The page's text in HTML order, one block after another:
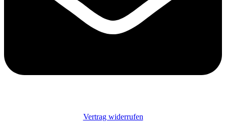
Vertrag widerrufen